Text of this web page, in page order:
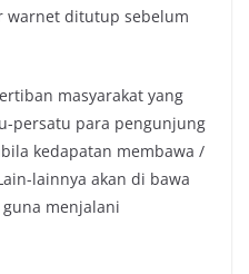
warnet ditutup sebelum
masyarakat yang
persatu para pengunjung
kedapatan membawa /
lainnya akan di bawa
guna menjalani